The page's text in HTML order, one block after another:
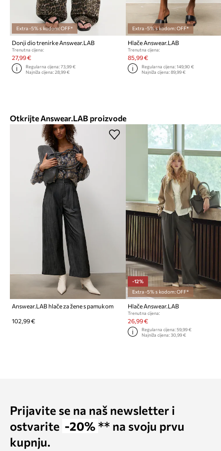
Extra -5% s kodom: OFF*
Donji dio trenirke Answear.LAB
Trenutna cijena:
27,99 €
Regularna cijena:73,99 €
Najniža cijena:28,99 €
Extra -5% s kodom: OFF*
Hlače Answear.LAB
Trenutna cijena:
85,99 €
Regularna cijena: 149,90 €
Najniža cijena: 89,99 €
Otkrijte Answear.LAB proizvode
Answear.LAB hlače za žene s pamukom
102,99 €
-12%
Extra -5% s kodom: OFF*
Hlače Answear.LAB
Trenutna cijena:
26,99 €
Regularna cijena: 59,99 €
Najniža cijena: 30,99 €
Prijavite se na naš newsletter i
ostvarite -20% ** na svoju prvu
kupnju.